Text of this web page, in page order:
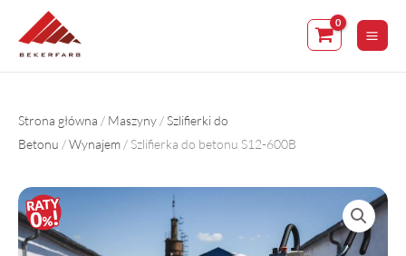
content
Strona główna / Maszyny /Szlifierki do
Betonu /Wynajem / Szlifierka do betonu S12-600B